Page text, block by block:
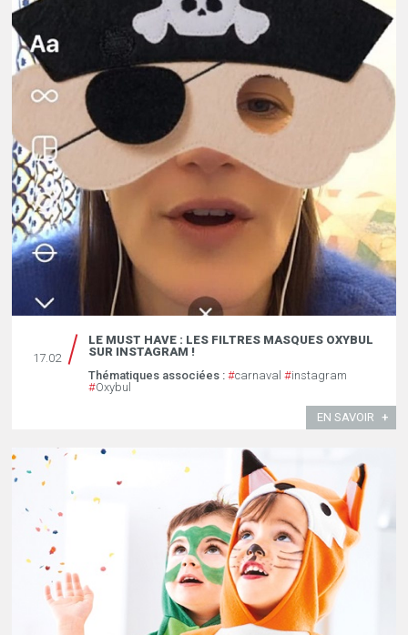
17.02
LE MUST HAVE : LES FILTRES MASQUES OXYBUL
SUR INSTAGRAM !
Thématiques associées : #carnaval #instagram
#Oxybul
EN SAVOIR